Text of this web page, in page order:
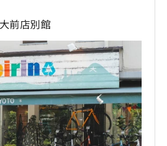
前店別館